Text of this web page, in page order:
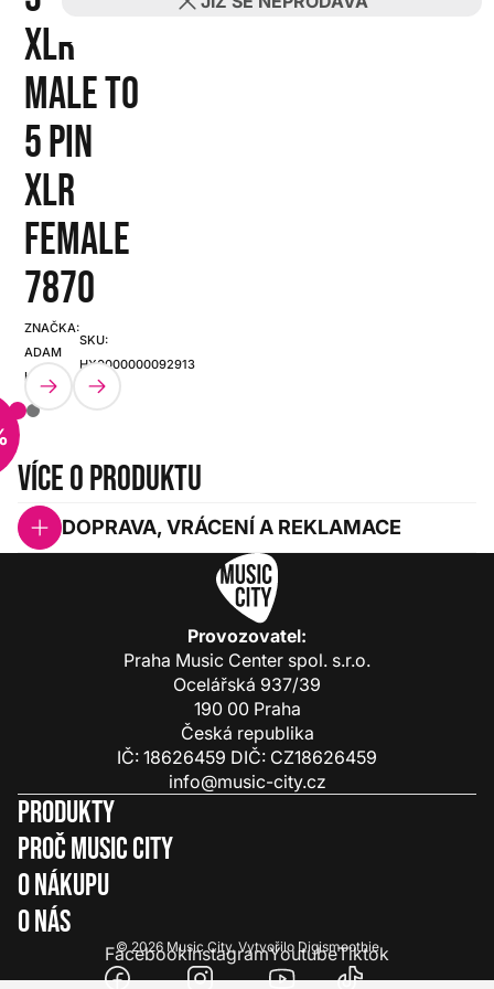
XLR
MALE TO
5 PIN
XLR
FEMALE
7870
ZNAČKA:
ADAM
HALL
SKU:
HX0000000092913
Více o produktu
DOPRAVA, VRÁCENÍ A REKLAMACE
Provozovatel:
Praha Music Center spol. s.r.o.
Ocelářská 937/39
190 00 Praha
Česká republika
IČ: 18626459 DIČ: CZ18626459
info@music-city.cz
Produkty
Proč Music City
O nákupu
O nás
© 2026 Music City. Vytvořilo Digismoothie
FacebookInstagramYoutubeTiktok